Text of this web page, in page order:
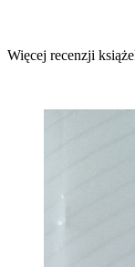
Więcej recenzji